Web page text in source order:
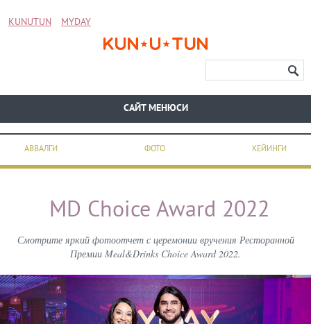
KUNUTUN MYDAY
CАЙТ МЕНЮСИ
ФОТО
АВВАЛГИ КЕЙИНГИ
MD Choice Award 2022
Смотрите яркий фотоотчет с церемонии вручения Ресторанной
Премии Meal&Drinks Choice Award 2022.